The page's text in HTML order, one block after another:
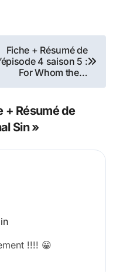
Fiche + Résumé de
4 saison 5 :
For Whom the…
+ Résumé de
Sin »
!!!! 😀